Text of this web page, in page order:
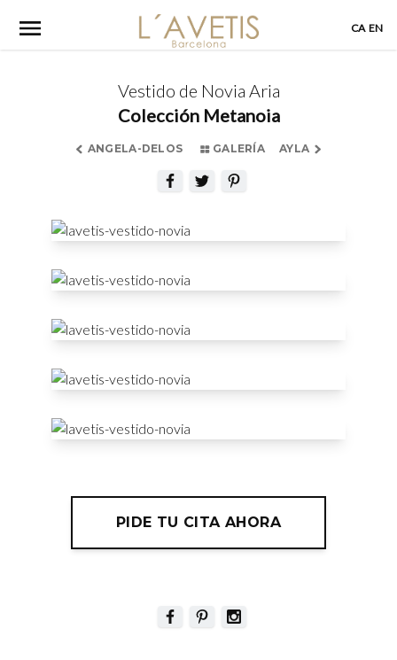
content
CA EN
Vestido de Novia Aria
Colección Metanoia
ANGELA-DELOS GALERÍA AYLA
PIDE TU CITA AHORA